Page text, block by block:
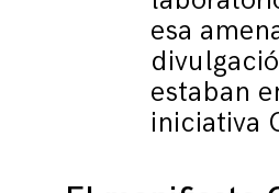
esa
estaban
iniciativa